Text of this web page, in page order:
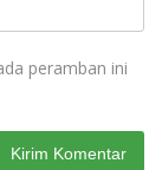
peramban ini